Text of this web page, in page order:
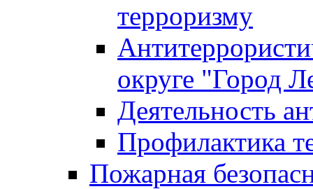
терроризму
округе "Город
Деятельность
Профилактика
Пожарная